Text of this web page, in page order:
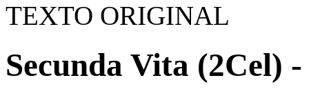
TEXTO ORIGINAL
Secunda Vita (2Cel) -